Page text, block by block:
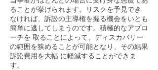
ることが挙げられます。リスクを予見でき
なければ、訴訟の主導権を握る機会をいとも
簡単に逃してしまうのです。積極的なアプロ
ーチを 取ることによって、ディスカバリー
の範囲を狭めることが可能となり、その結果
訴訟費用を大幅 に軽減することができま
す。